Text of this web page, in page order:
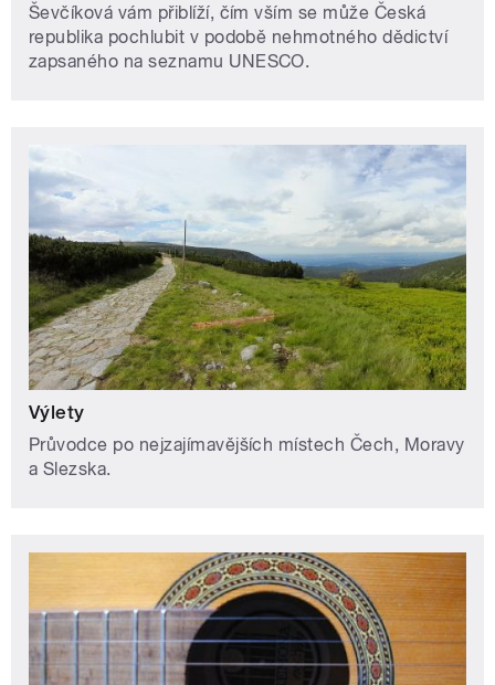
Ševčíková vám přiblíží, čím vším se může Česká
republika pochlubit v podobě nehmotného dědictví
zapsaného na seznamu UNESCO.
Výlety
Průvodce po nejzajímavějších místech Čech, Moravy
a Slezska.